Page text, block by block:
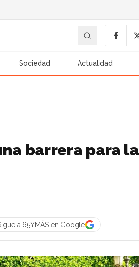
Sociedad Actualidad
barrera para la
a 65YMÁS en Google